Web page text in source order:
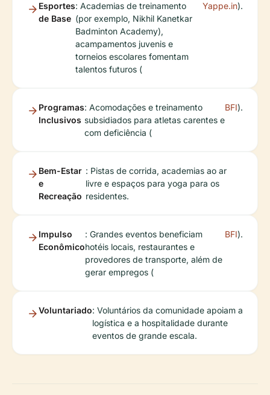
Esportes
de Base
: Academias de treinamento
(por exemplo, Nikhil Kanetkar
Badminton Academy),
acampamentos juvenis e
torneios escolares fomentam
talentos futuros (
Yappe.in).
Programas
Inclusivos
: Acomodações e treinamento
subsidiados para atletas carentes e
com deficiência (
BFI).
Bem-Estar
e
Recreação
: Pistas de corrida, academias ao ar
livre e espaços para yoga para os
residentes.
Impulso
Econômico
: Grandes eventos beneficiam
hotéis locais, restaurantes e
provedores de transporte, além de
gerar empregos (
BFI).
Voluntariado: Voluntários da comunidade apoiam a
logística e a hospitalidade durante
eventos de grande escala.